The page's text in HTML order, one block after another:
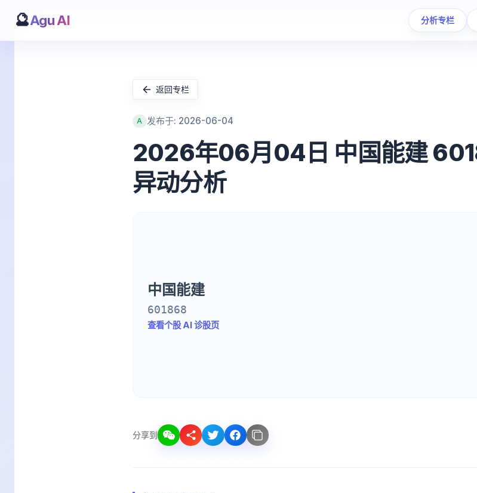
🔮Agu AI 分析专栏
返回专栏
A 发布于: 2026-06-04
2026年06月04日 中国能建
异动分析
中国能建
601868
查看个股 AI 诊股页
分享到